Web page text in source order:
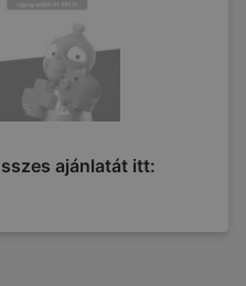
ajánlatát itt: